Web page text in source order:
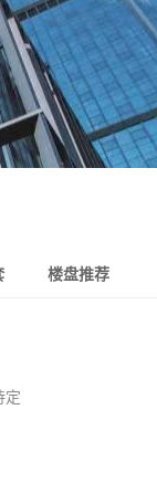
楼盘推荐
定